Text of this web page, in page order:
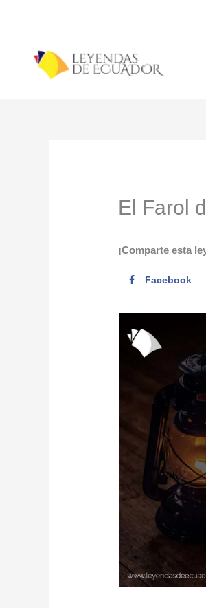
al
El Farol
¡Comparte esta
Facebook